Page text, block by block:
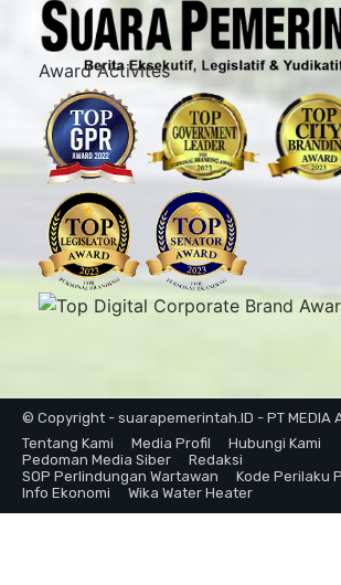
Award Activites
© Copyright - suarapemerintah.ID - PT MEDIA
Tentang Kami
Media Profil
Hubungi Kami
Pedoman Media Siber
Redaksi
SOP Perlindungan Wartawan
Kode Perilaku
Info Ekonomi
Wika Water Heater